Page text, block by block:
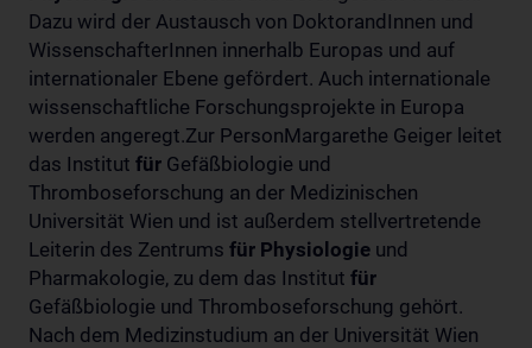
Dazu wird der Austausch von DoktorandInnen und
WissenschafterInnen innerhalb Europas und auf
internationaler Ebene gefördert. Auch internationale
wissenschaftliche Forschungsprojekte in Europa
werden angeregt.Zur PersonMargarethe Geiger leitet
das Institut für Gefäßbiologie und
Thromboseforschung an der Medizinischen
Universität Wien und ist außerdem stellvertretende
Leiterin des Zentrums für Physiologie und
Pharmakologie, zu dem das Institut für
Gefäßbiologie und Thromboseforschung gehört.
Nach dem Medizinstudium an der Universität Wien